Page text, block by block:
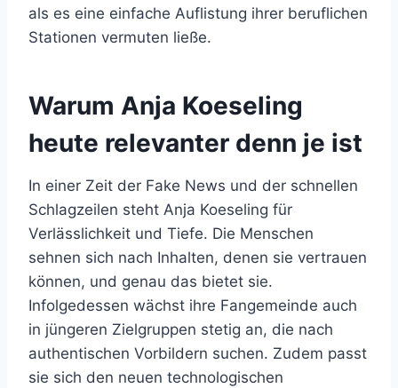
als es eine einfache Auflistung ihrer beruflichen
Stationen vermuten ließe.
Warum Anja Koeseling
heute relevanter denn je ist
In einer Zeit der Fake News und der schnellen
Schlagzeilen steht Anja Koeseling für
Verlässlichkeit und Tiefe. Die Menschen
sehnen sich nach Inhalten, denen sie vertrauen
können, und genau das bietet sie.
Infolgedessen wächst ihre Fangemeinde auch
in jüngeren Zielgruppen stetig an, die nach
authentischen Vorbildern suchen. Zudem passt
sie sich den neuen technologischen